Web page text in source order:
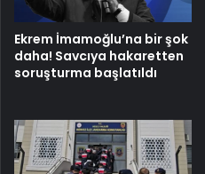
Ekrem İmamoğlu’na bir şok
daha! Savcıya hakaretten
soruşturma başlatıldı